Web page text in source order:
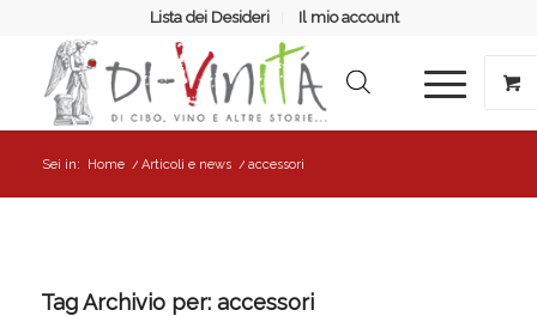
Lista dei Desideri Il mio account
Sei in: Home / Articoli e news / accessori
Tag Archivio per: accessori